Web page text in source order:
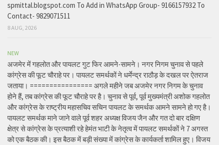
spmittal.blogspot.com To Add in WhatsApp Group- 9166157932 To
Contact- 9829071511
8 AUG, 2026
NEW
अजमेर में गहलोत और पायलट गुट फिर आमने-सामने। नगर निगम चुनाव से पहले
कांग्रेस की फूट चौराहे पर। पायलट समर्थकों ने धर्मेन्द्र राठौड़ के दखल पर ऐतराज
जताया। ================ अगले महीने जब अजमेर नगर निगम के चुनाव
होने हैं, तब कांग्रेस की फूट चौराहे पर है। चुनाव से पूर्व, पूर्व मुख्यमंत्री अशोक गहलोत
और कांग्रेस के राष्ट्रीय महासचिव सचिन पायलट के समर्थक आमने सामने हो गए है।
पायलट समर्थक माने जाने वाले पूर्व शहर अध्यक्ष विजय जैन और गत दो बार दक्षिण
क्षेत्र से कांग्रेस के प्रत्याशी रहे हेमंत भाटी के नेतृत्व में पायलट समर्थकों ने 7 अगस्त
को एक बैठक की। इस बैठक में बड़ी संख्या में कांग्रेस के कार्यकर्ता शामिल हुए। विजय